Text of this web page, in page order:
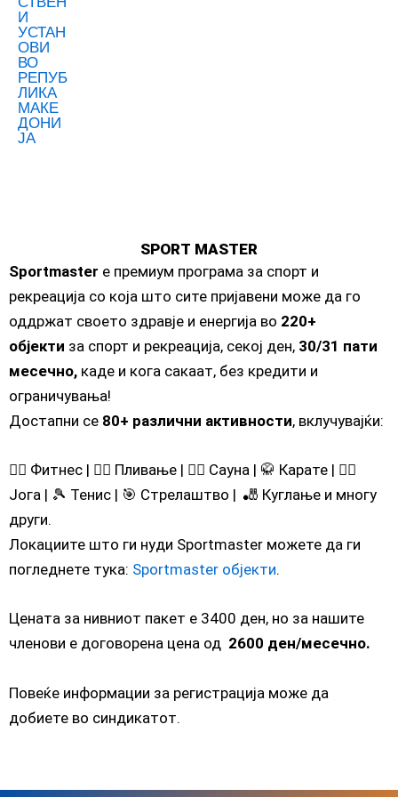
SPORT MASTER
Sportmaster е премиум програма за спорт и
рекреација со која што сите пријавени може да го
оддржат своето здравје и енергија во 220+
објекти за спорт и рекреација, секој ден, 30/31 пати
месечно, каде и кога сакаат, без кредити и
ограничувања!
Достапни се 80+ различни активности, вклучувајќи:
🏋️‍♂️ Фитнес | 🏊‍♂️ Пливање | 🧖‍♂️ Сауна | 🥋 Карате | 🧘‍♀️
Јога | 🎾 Тенис | 🎯 Стрелаштво | 🎳 Куглање и многу
други.
Локациите што ги нуди Sportmaster можете да ги
погледнете тука: Sportmaster објекти.
Цената за нивниот пакет е 3400 ден, но за нашите
членови е договорена цена од 2600 ден/месечно.
Повеќе информации за регистрација може да
добиете во синдикатот.